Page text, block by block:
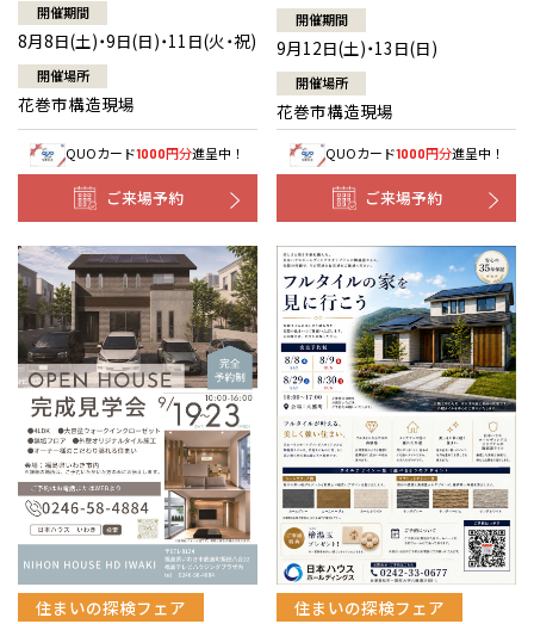
開催期間
8月8日(土)・9日(日)・11日(火・祝)
開催場所
花巻市構造現場
QUOカード1000円分進呈中！
ご来場予約
開催期間
9月12日(土)・13日(日)
開催場所
花巻市構造現場
QUOカード1000円分進呈中！
ご来場予約
住まいの探検フェア 住まいの探検フェア